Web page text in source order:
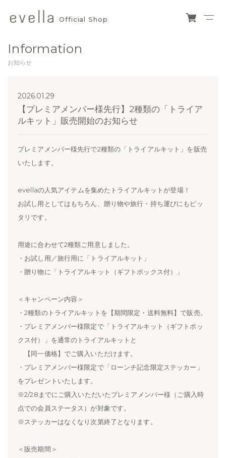
official
shop
Official Shop
Information
お知らせ
2026.01.29
【プレミアメンバー様先行】2種類の「トライア
ルキット」販売開始のお知らせ
プレミアメンバー様先行で2種類の「トライアルキット」を販売
いたします。
evellaの人気アイテムを集めたトライアルキットが登場！
お試し用としてはもちろん、贈り物や旅行・持ち運びにもピッ
タリです。
用途に合わせて2種類ご用意しました。
・お試し用／旅行用に「トライアルキット」
・贈り物に「トライアルキット（ギフトボックス付）」
＜キャンペーン内容＞
・2種類のトライアルキットを【期間限定・送料無料】で販売。
・プレミアメンバー様限定で「トライアルキット（ギフトボッ
クス付）」を通常のトライアルキットと
【同一価格】でご購入いただけます。
・プレミアメンバー様限定で「ローンチ記念限定ステッカー」
をプレゼントいたします。
※2/28までにご購入いただいたプレミアメンバー様（ご購入時
点での会員ステータス）が対象です。
※ステッカーはなくなり次第終了となります。
＜販売期間＞